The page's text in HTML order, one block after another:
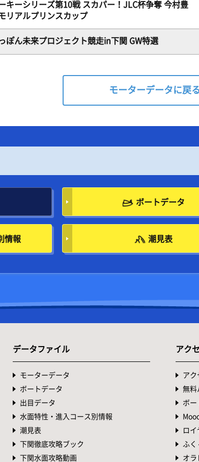
キーシリーズ第10戦 スカパー！JLC杯争奪 今村豊
リアルプリンスカップ
ぽん未来プロジェクト競走in下関 GW特選
モーターデータに戻る
ボートデータ
情報 潮見表
データファイル
モーターデータ
ボートデータ
出目データ
水面特性・進入コース別情報
潮見表
下関徹底攻略ブック
下関水面攻略動画
アク
アク
無料
ボー
ロ
ふく
オラ